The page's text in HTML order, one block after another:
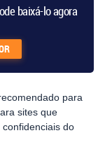
baixá-lo agora
para
sites que
do